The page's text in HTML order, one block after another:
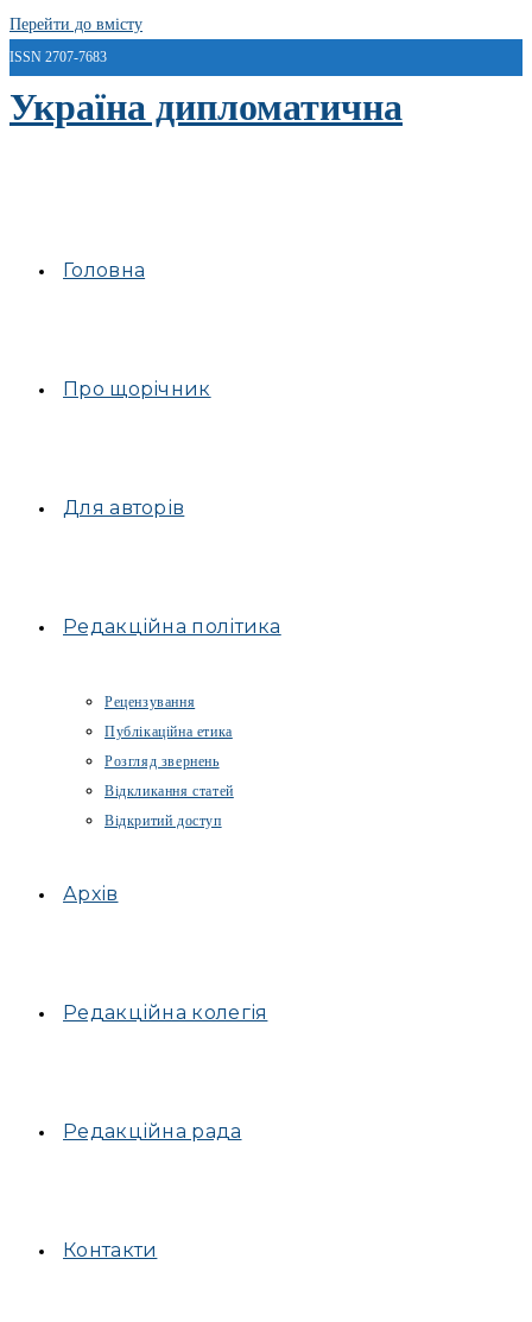
Перейти до вмісту
ISSN 2707-7683
Україна дипломатична
Головна
Про щорічник
Для авторів
Редакційна політика
Рецензування
Публікаційна етика
Розгляд звернень
Відкликання статей
Відкритий доступ
Архів
Редакційна колегія
Редакційна рада
Контакти